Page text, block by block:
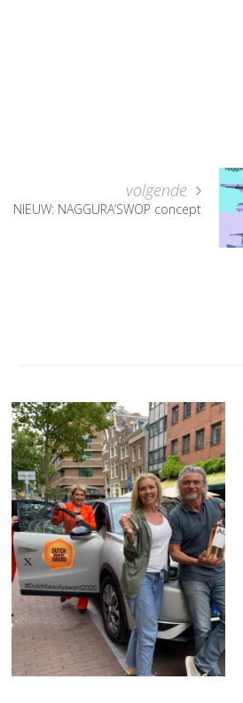
volgende
NIEUW: NAGGURA’SWOP concept